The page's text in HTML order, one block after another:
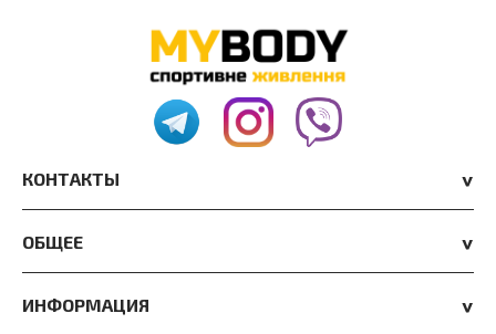
КОНТАКТЫ
ОБЩЕЕ
ИНФОРМАЦИЯ